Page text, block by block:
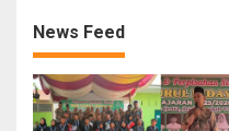
News Feed